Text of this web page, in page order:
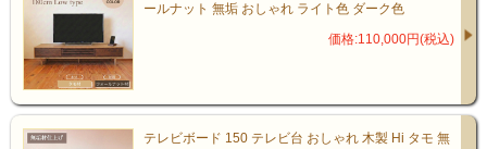
見た目も収納力も、妥協しない
引出しには、DVDやゲーム機、小物もすっ
きり整頓。
ールナット 無垢 おしゃれ ライト色 ダーク色
価格:110,000円(税込)
テレビボード 150 テレビ台 おしゃれ 木製 Hi タモ 無